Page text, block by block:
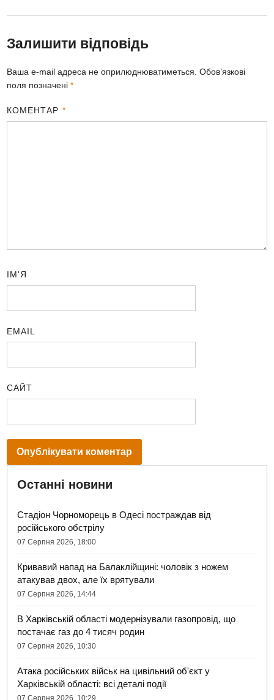
Залишити відповідь
Ваша e-mail адреса не оприлюднюватиметься. Обов’язкові
поля позначені*
КОМЕНТАР *
ІМ'Я
EMAIL
САЙТ
Останні новини
Стадіон Чорноморець в Одесі постраждав від
російського обстрілу
07 Серпня 2026, 18:00
Кривавий напад на Балаклійщині: чоловік з ножем
атакував двох, але їх врятували
07 Серпня 2026, 14:44
В Харківській області модернізували газопровід, що
постачає газ до 4 тисяч родин
07 Серпня 2026, 10:30
Атака російських військ на цивільний об'єкт у
Харківській області: всі деталі події
07 Серпня 2026, 10:29